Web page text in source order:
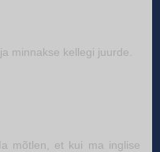
minnakse kellegi juurde.
mõtlen, et kui ma inglise